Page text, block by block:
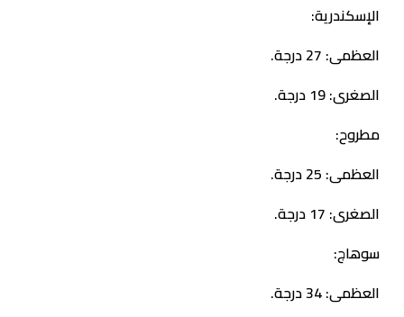
​الإسكندرية:
العظمى: 27 درجة.
الصغرى: 19 درجة.
​مطروح:
العظمى: 25 درجة.
الصغرى: 17 درجة.
​سوهاج:
العظمى: 34 درجة.